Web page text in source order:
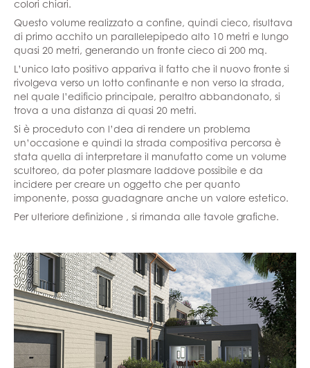
colori chiari.
Questo volume realizzato a confine, quindi cieco, risultava
di primo acchito un parallelepipedo alto 10 metri e lungo
quasi 20 metri, generando un fronte cieco di 200 mq.
L’unico lato positivo appariva il fatto che il nuovo fronte si
rivolgeva verso un lotto confinante e non verso la strada,
nel quale l’edificio principale, peraltro abbandonato, si
trova a una distanza di quasi 20 metri.
Si è proceduto con l’dea di rendere un problema
un’occasione e quindi la strada compositiva percorsa è
stata quella di interpretare il manufatto come un volume
scultoreo, da poter plasmare laddove possibile e da
incidere per creare un oggetto che per quanto
imponente, possa guadagnare anche un valore estetico.
Per ulteriore definizione , si rimanda alle tavole grafiche.